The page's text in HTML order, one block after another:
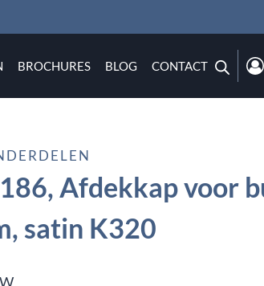
BROCHURES BLOG CONTACT
Afdekkap voor
satin K320